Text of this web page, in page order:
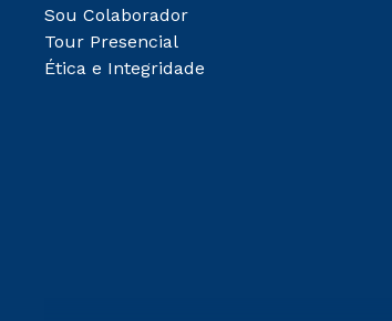
Sou Colaborador
Tour Presencial
Ética e Integridade